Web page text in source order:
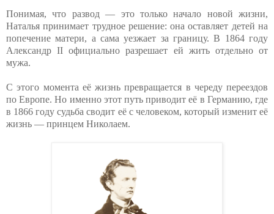
Понимая, что развод — это только начало новой жизни,
Наталья принимает трудное решение: она оставляет детей на
попечение матери, а сама уезжает за границу. В 1864 году
Александр II официально разрешает ей жить отдельно от
мужа.
С этого момента её жизнь превращается в череду переездов
по Европе. Но именно этот путь приводит её в Германию, где
в 1866 году судьба сводит её с человеком, который изменит её
жизнь — принцем Николаем.